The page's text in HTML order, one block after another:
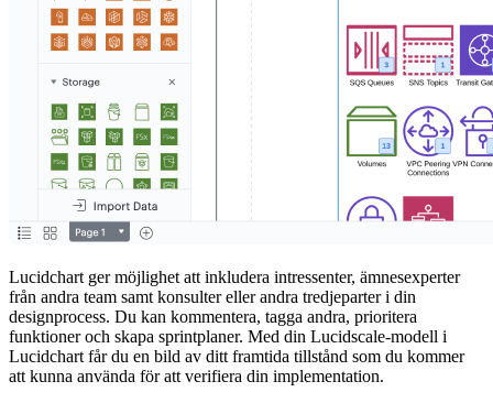
Lucidchart ger möjlighet att inkludera intressenter, ämnesexperter
från andra team samt konsulter eller andra tredjeparter i din
designprocess. Du kan kommentera, tagga andra, prioritera
funktioner och skapa sprintplaner. Med din Lucidscale-modell i
Lucidchart får du en bild av ditt framtida tillstånd som du kommer
att kunna använda för att verifiera din implementation.